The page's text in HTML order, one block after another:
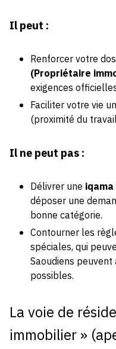
Il peut :
Renforcer votre
(Propriétaire
exigences
Faciliter votre vie
(proximité du
Il ne peut pas :
Délivrer une iqama
déposer une
bonne catégorie.
Contourner les
spéciales, qui
Saoudiens
possibles.
La voie de
immobilier »